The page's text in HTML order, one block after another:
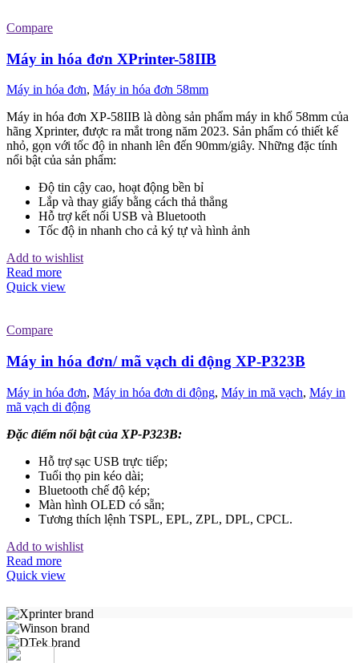
Compare
Máy in hóa đơn XPrinter-58IIB
Máy in hóa đơn, Máy in hóa đơn 58mm
Máy in hóa đơn XP-58IIB là dòng sản phẩm máy in khổ 58mm của
hãng Xprinter, được ra mắt trong năm 2023. Sản phẩm có thiết kế
nhỏ, gọn với tốc độ in nhanh lên đến 90mm/giây. Những đặc tính
nổi bật của sản phẩm:
Độ tin cậy cao, hoạt động bền bỉ
Lắp và thay giấy bằng cách thả thẳng
Hỗ trợ kết nối USB và Bluetooth
Tốc độ in nhanh cho cả ký tự và hình ảnh
Add to wishlist
Read more
Quick view
Compare
Máy in hóa đơn/ mã vạch di động XP-P323B
Máy in hóa đơn, Máy in hóa đơn di động, Máy in mã vạch, Máy in
mã vạch di động
Đặc điểm nổi bật của XP-P323B:
Hỗ trợ sạc USB trực tiếp;
Tuổi thọ pin kéo dài;
Bluetooth chế độ kép;
Màn hình OLED có sẵn;
Tương thích lệnh TSPL, EPL, ZPL, DPL, CPCL.
Add to wishlist
Read more
Quick view